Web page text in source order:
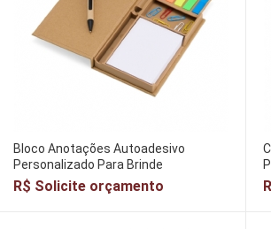
Bloco Anotações Autoadesivo
Personalizado Para Brinde
R$ Solicite orçamento